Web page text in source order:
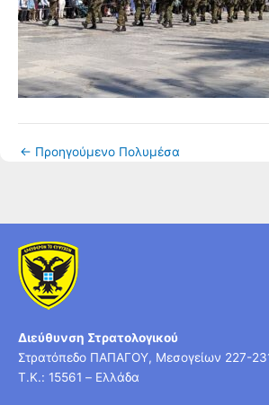
← Προηγούμενο Πολυμέσα
Διεύθυνση Στρατολογικού
Στρατόπεδο ΠΑΠΑΓΟΥ, Μεσογείων 227-
T.K.: 15561 – Ελλάδα